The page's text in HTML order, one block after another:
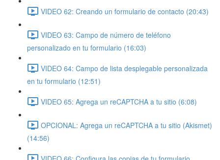
VIDEO 62: Creando un formulario de contacto (20:43)
VIDEO 63: Campo de número de teléfono
personalizado en tu formulario (16:03)
VIDEO 64: Campo de lista desplegable personalizada
en tu formulario (12:51)
VIDEO 65: Agrega un reCAPTCHA a tu sitio (6:08)
OPCIONAL: Agrega un reCAPTCHA a tu sitio (Akismet)
(14:56)